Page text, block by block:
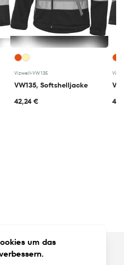
Vizwell•VW135
VW135, Softshelljacke
42,24 €
um das